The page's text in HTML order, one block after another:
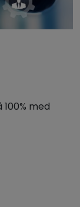
med